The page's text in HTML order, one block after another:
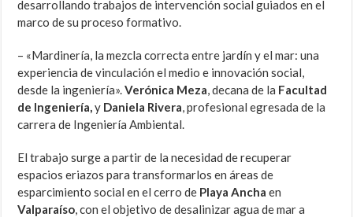
desarrollando trabajos de intervención social guiados en el
marco de su proceso formativo.
– «Mardinería, la mezcla correcta entre jardín y el mar: una
experiencia de vinculación el medio e innovación social,
desde la ingeniería».Verónica Meza, decana de la Facultad
de Ingeniería,y Daniela Rivera, profesional egresada de la
carrera de Ingeniería Ambiental.
El trabajo surge a partir de la necesidad de recuperar
espacios eriazos para transformarlos en áreas de
esparcimiento social en el cerro de Playa Ancha en
Valparaíso, con el objetivo de desalinizar agua de mar a